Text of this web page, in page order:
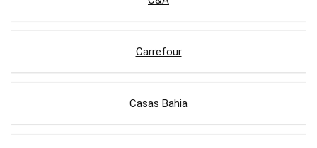
Carrefour
Casas Bahia